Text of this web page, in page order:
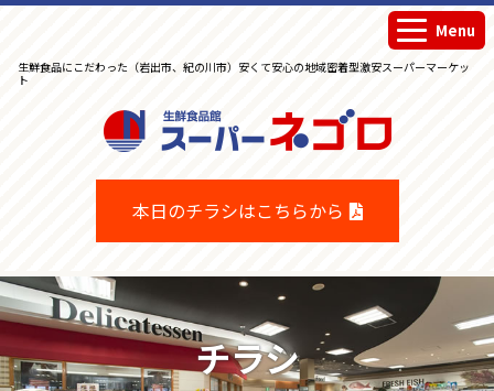
生鮮食品にこだわった（岩出市、紀の川市）安くて安心の地域密着型激安スーパーマーケッ
ト
本日のチラシはこちらから
Menu
チラシ